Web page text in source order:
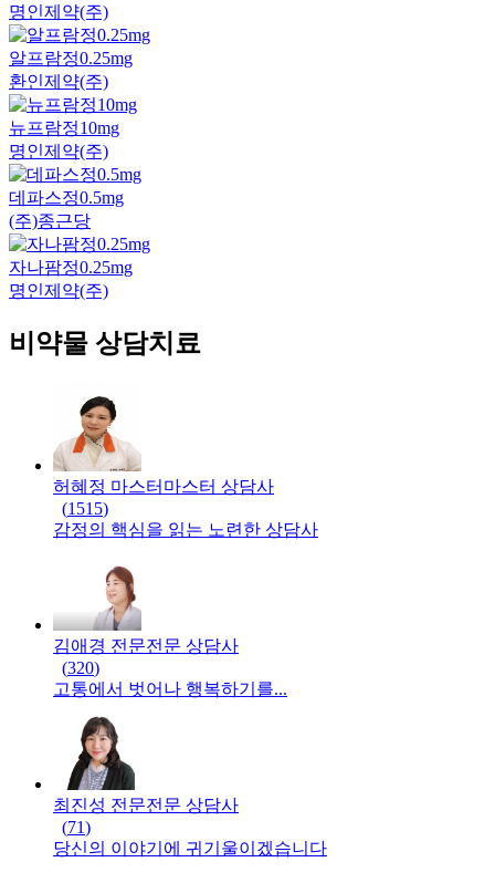
명인제약(주)
알프람정0.25mg
환인제약(주)
뉴프람정10mg
명인제약(주)
데파스정0.5mg
(주)종근당
자나팜정0.25mg
명인제약(주)
비약물 상담치료
허혜정 마스터 마스터 상담사
(1515)
감정의 핵심을 읽는 노련한 상담사
김애경 전문전문 상담사
(320)
고통에서 벗어나 행복하기를...
최진성 전문전문 상담사
(71)
당신의 이야기에 귀기울이겠습니다